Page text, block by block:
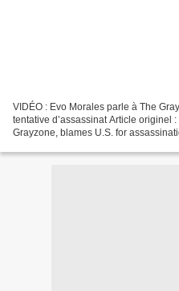
VIDÉO : Evo Morales parle à The
tentative d’assassinat Article originel
Grayzone, blames U.S. for